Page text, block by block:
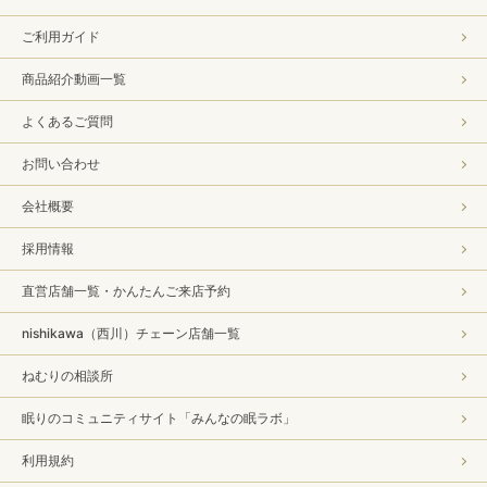
ご利用ガイド
商品紹介動画一覧
よくあるご質問
お問い合わせ
会社概要
採用情報
直営店舗一覧・かんたんご来店予約
nishikawa（西川）チェーン店舗一覧
ねむりの相談所
眠りのコミュニティサイト「みんなの眠ラボ」
利用規約